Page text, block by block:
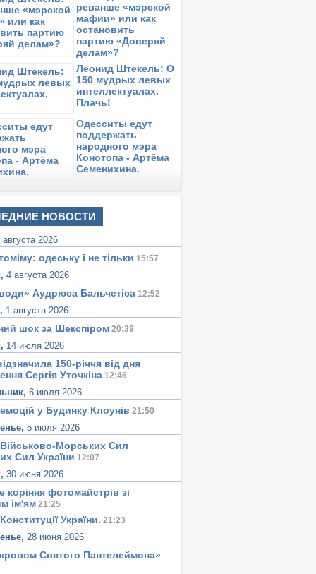
2 ноября
26 октября 2018в 20:54:
блог из Израиля Мейлеха
26 октября
19 октября 2018в 09:58:
блог из Израиля Мейлеха
19 октября
13 октября 2018
блог из Израиля Мейлеха
реванше «мэрской
мафии» или как
остановить
партию «Доверяй
делам»?
Леонид Штекель: О
150 мудрых левых
интеллектуалах.
Плачь!
Одесситы едут
поддержать
народного мэра
Конотопа - Артёма
Семенихина.
НОВОСТИ
августа 2026
одеську i не тiльки 15:57
4 августа 2026
Аудрюса Бальчетiса 12:52
1 августа 2026
шок за Шекспіром 20:39
14 июля 2026
150-річчя від дня
Сергія Уточкіна 12:46
6 июля 2026
у Будинку Клоунів 21:50
5 июля 2026
Морських Сил
Сил України 12:07
30 июня 2026
корiння фотомайстрiв зі
iм'ям 21:25
України. 21:23
28 июня 2026
Святого Пантелеймона»